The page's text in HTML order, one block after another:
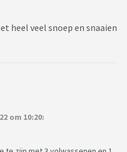
heel veel snoep en snaaien
om 10:20: